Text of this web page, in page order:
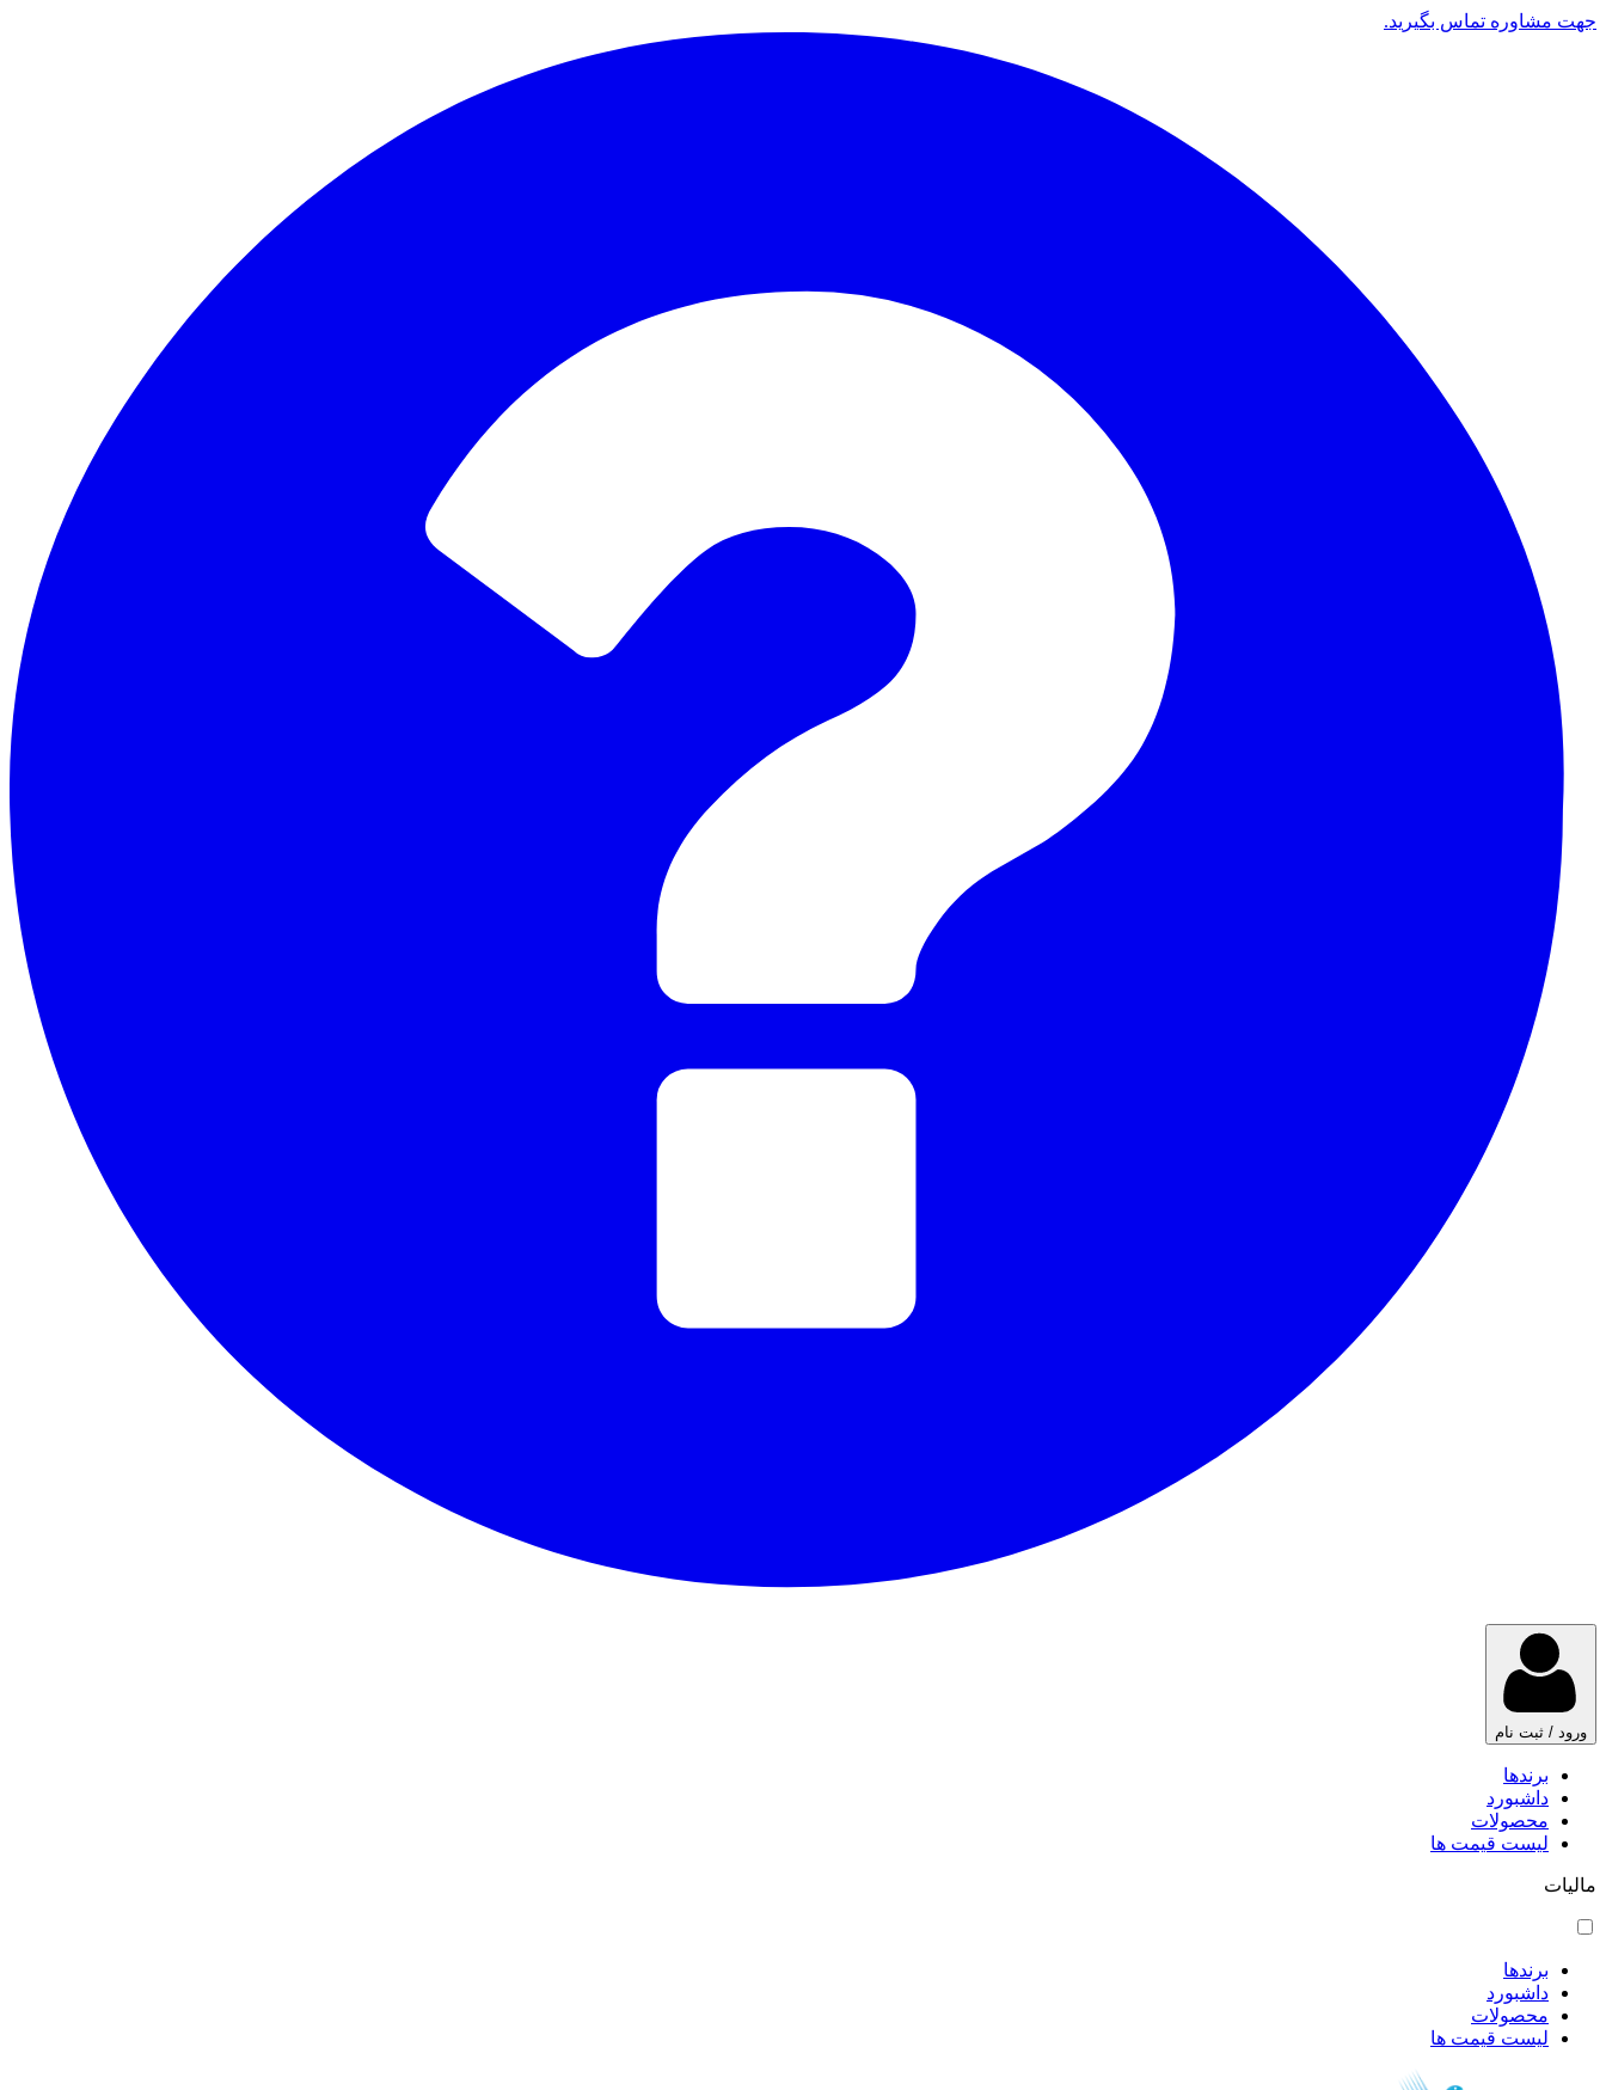
جهت مشاوره تماس بگیرید.
ورود / ثبت نام
برندها
داشبورد
محصولات
لیست قیمت ها
مالیات
برندها
داشبورد
محصولات
لیست قیمت ها